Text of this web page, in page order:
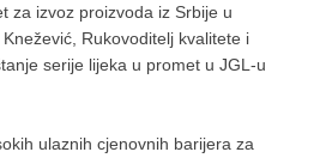
za izvoz proizvoda iz Srbije u
Rukovoditelj kvalitete i
serije lijeka u promet u JGL-u
ulaznih cjenovnih barijera za